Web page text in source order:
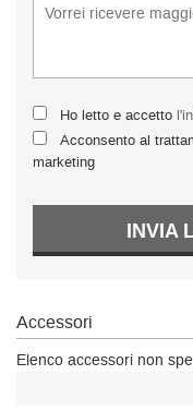
Ho letto e accetto
Acconsento al
marketing
INVIA
Accessori
Elenco accessori non